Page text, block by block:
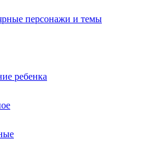
персонажи и темы
ребенка